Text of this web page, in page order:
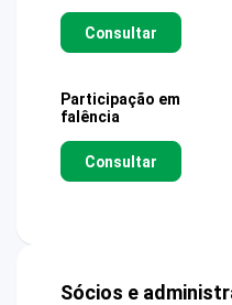
Consultar
Participação em
falência
Consultar
Sócios e